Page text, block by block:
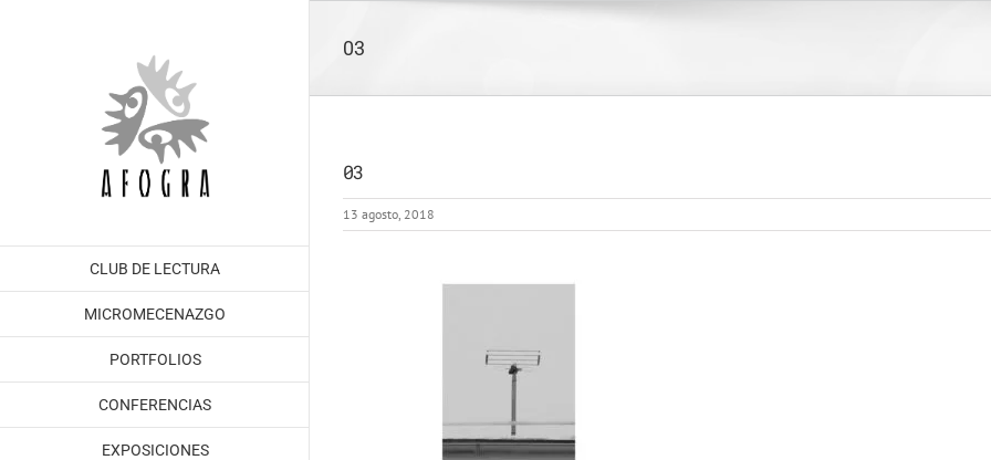
CLUB DE LECTURA
MICROMECENAZGO
PORTFOLIOS
CONFERENCIAS
EXPOSICIONES
03
03
13 agosto, 2018